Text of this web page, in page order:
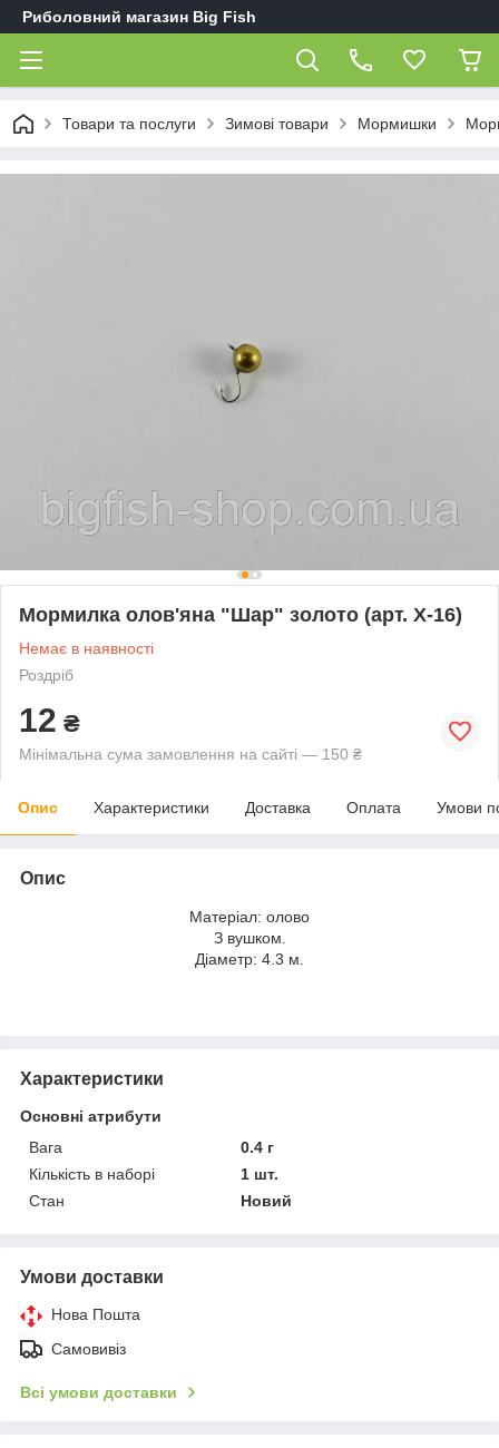
Риболовний магазин Big Fish
Товари та послуги Зимові товари Мормишки
Мормилка олов'яна "Шар" золото (арт. X-16)
Немає в наявності
Роздріб
12 ₴
Мінімальна сума замовлення на сайті — 150 ₴
Опис Характеристики Доставка Оплата Умови
Опис
Матеріал: олово
З вушком.
Діаметр: 4.3 м.
Характеристики
Основні атрибути
Вага
0.4 г
Кількість в наборі
1 шт.
Стан
Новий
Умови доставки
Нова Пошта
Самовивіз
Всі умови доставки